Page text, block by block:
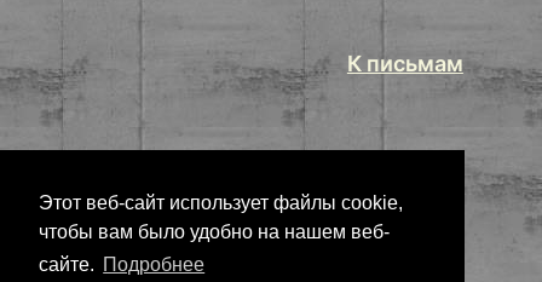
Этот веб-сайт использует файлы cookie,
чтобы вам было удобно на нашем веб-
сайте. Подробнее
К письмам